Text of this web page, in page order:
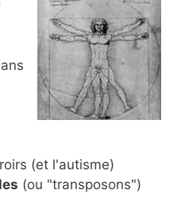
(et l'autisme)
(ou "transposons")